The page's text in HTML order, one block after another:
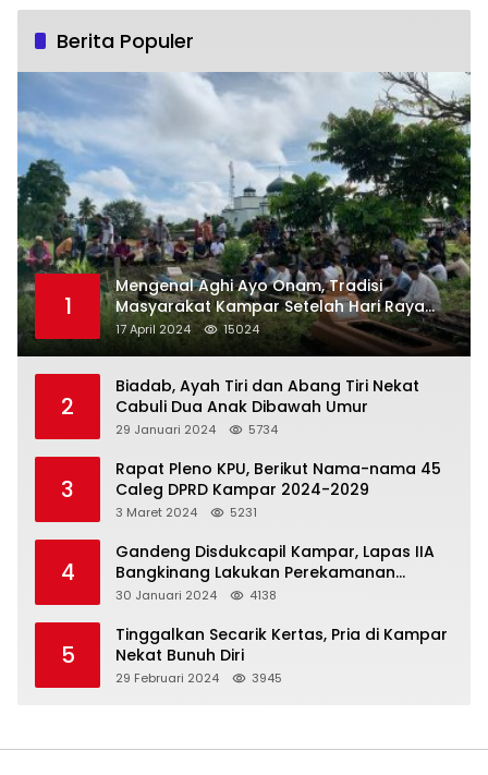
Berita Populer
1
Mengenal Aghi Ayo Onam, Tradisi
Masyarakat Kampar Setelah Hari Raya
Idul Fitri
17 April 2024 15024
2
Biadab, Ayah Tiri dan Abang Tiri Nekat
Cabuli Dua Anak Dibawah Umur
29 Januari 2024 5734
3
Rapat Pleno KPU, Berikut Nama-nama 45
3 Maret 2024 5231
4
Gandeng Disdukcapil Kampar, Lapas IIA
Bangkinang Lakukan Perekamanan
Kependudukan WBP
30 Januari 2024 4138
5
Tinggalkan Secarik Kertas, Pria di Kampar
Nekat Bunuh Diri
29 Februari 2024 3945